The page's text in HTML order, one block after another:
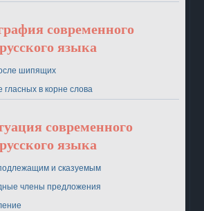
современного
русского языка
шипящих
гласных в корне слова
современного
русского языка
и сказуемым
члены предложения